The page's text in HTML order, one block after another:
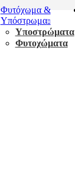
Φυτόχωμα &
Υπόστρωμα
Υποστρώματα
Φυτοχώματα